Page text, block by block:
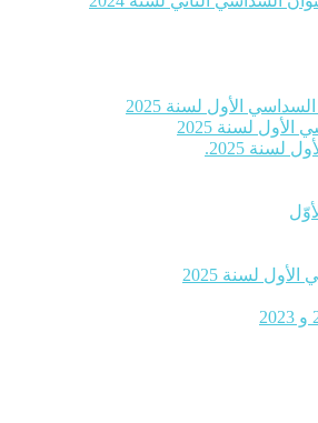
الأول لسنة 2025
لسنة 2025
2025.
لسنة 2025